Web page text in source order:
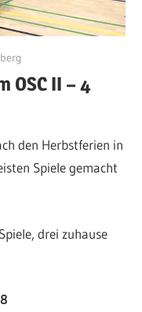
OSC II – 4
den Herbstferien in
Spiele gemacht
drei zuhause